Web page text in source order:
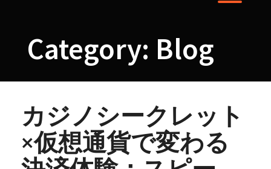
Category: Blog
カジノシークレット
×仮想通貨で変わる